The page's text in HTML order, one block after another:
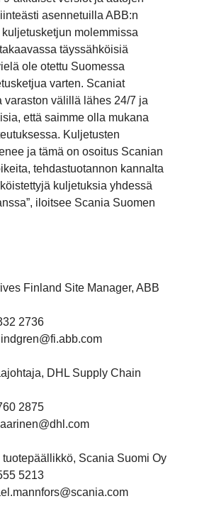
asennetuilla ABB:n
molemmissa
täyssähköisiä
ole otettu Suomessa
varten. Scaniat
varaston välillä lähes 24/7 ja
että saimme olla mukana
Kuljetusten
ja tämä on osoitus Scanian
tehdastuotannon kannalta
kuljetuksia yhdessä
iloitsee Scania Suomen
Finland Site Manager, ABB
2736
DHL Supply Chain
2875
tuotepäällikkö, Scania Suomi Oy
5213